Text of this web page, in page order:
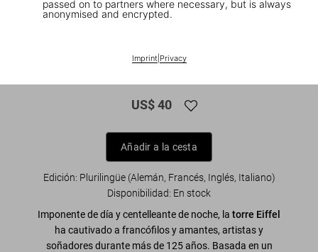
passed on to partners where necessary, but is always
anonymised and encrypted.
Imprint| Privacy
1/7
XXL
US$ 40
Añadir a la cesta
Edición: Plurilingüe (Alemán, Francés, Inglés, Italiano)
Disponibilidad: En stock
Imponente de día y centelleante de noche, la torre Eiffel
ha cautivado a francófilos y amantes, artistas y
soñadores durante más de 125 años. Basada en un